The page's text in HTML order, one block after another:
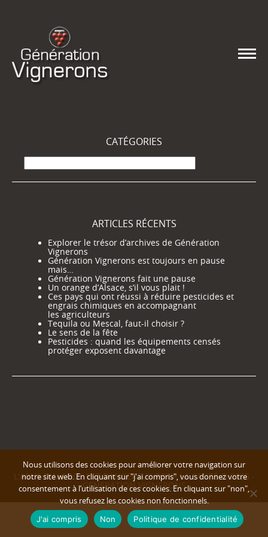
CATÉGORIES
Catégories
ARTICLES RÉCENTS
Explorer le trésor d’archives de Génération
Vignerons
Génération Vignerons est toujours en pause
mais…
Génération Vignerons fait une pause
Un orange d’Alsace, s’il vous plait !
Ces pays qui ont réussi à réduire pesticides et
engrais chimiques en accompagnant
les agriculteurs
Tequila ou Mescal, faut-il choisir ?
Le sens de la fête
Pesticides : quand les équipements censés
protéger exposent davantage
L'ABUS D'ALCOOL EST DANGEREUX POUR LA SANTÉ © 2025 -
GENERATION VIGNERONS
Nous utilisons des cookies pour améliorer votre navigation sur
notre site web. En cliquant sur "j'ai compris", vous donnez votre
consentement à l’utilisation de ces cookies. En cliquant sur "non",
vous refusez les cookies non fonctionnels.
J'ai compris Non Politique de confidentialité